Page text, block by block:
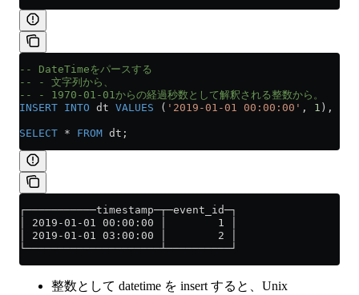
-- DateTimeをパースする
-- - 文字列から、
-- - 1970-01-01からの経過秒数として解釈される整数から。
INSERT INTO dt VALUES ( '2019-01-01 00:00:00' , 1 ), (
SELECT * FROM dt;
┌───────────timestamp─┬─event_id─┐
│ 2019-01-01 00:00:00 │        1 │
│ 2019-01-01 03:00:00 │        2 │
└─────────────────────┴──────────┘
整数として datetime を insert すると、Unix